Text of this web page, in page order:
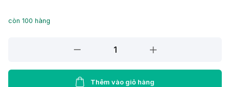
còn 100 hàng
tường
Thêm vào giỏ hàng